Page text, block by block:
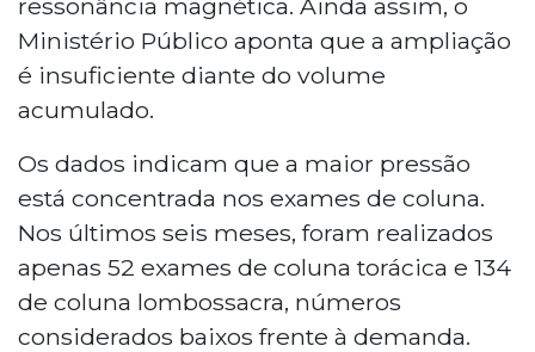
Ministério Público aponta que a ampliação
é insuficiente diante do volume
acumulado.
Os dados indicam que a maior pressão
está concentrada nos exames de coluna.
Nos últimos seis meses, foram realizados
apenas 52 exames de coluna torácica e 134
de coluna lombossacra, números
considerados baixos frente à demanda.